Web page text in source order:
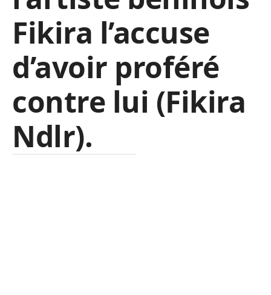
Fikira l’accuse
d’avoir proféré
contre lui (Fikira
Ndlr).